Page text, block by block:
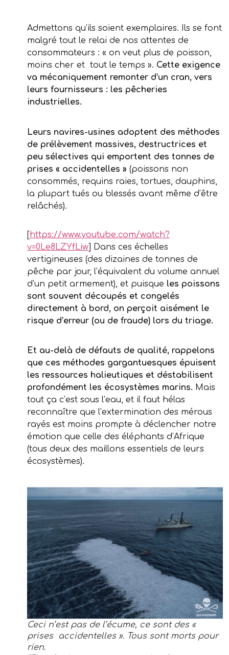
Admettons qu’ils soient exemplaires. Ils se font
malgré tout le relai de nos attentes de
consommateurs : « on veut plus de poisson,
moins cher et tout le temps ». Cette exigence
va mécaniquement remonter d’un cran, vers
leurs fournisseurs : les pêcheries
industrielles.
Leurs navires-usines adoptent des méthodes
de prélèvement massives, destructrices et
peu sélectives qui emportent des tonnes de
prises « accidentelles » (poissons non
consommés, requins raies, tortues, dauphins,
la plupart tués ou blessés avant même d’être
relâchés).
[https://www.youtube.com/watch?
v=0Le8LZYfLiw] Dans ces échelles
vertigineuses (des dizaines de tonnes de
pêche par jour, l’équivalent du volume annuel
d’un petit armement), et puisque les poissons
sont souvent découpés et congelés
directement à bord, on perçoit aisément le
risque d’erreur (ou de fraude) lors du triage.
Et au-delà de défauts de qualité, rappelons
que ces méthodes gargantuesques épuisent
les ressources halieutiques et déstabilisent
profondément les écosystèmes marins. Mais
tout ça c’est sous l’eau, et il faut hélas
reconnaître que l’extermination des mérous
rayés est moins prompte à déclencher notre
émotion que celle des éléphants d’Afrique
(tous deux des maillons essentiels de leurs
écosystèmes).
Ceci n’est pas de l’écume, ce sont des «
prises accidentelles ». Tous sont morts pour
rien.